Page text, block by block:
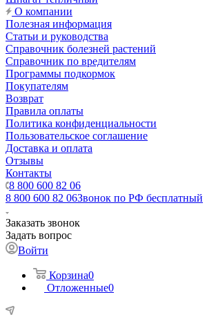
О компании
Полезная информация
Статьи и руководства
Справочник болезней растений
Справочник по вредителям
Программы подкормок
Покупателям
Возврат
Правила оплаты
Политика конфиденциальности
Пользовательское соглашение
Доставка и оплата
Отзывы
Контакты
8 800 600 82 06
8 800 600 82 06Звонок по РФ бесплатный
Заказать звонок
Задать вопрос
Войти
Корзина0
Отложенные0